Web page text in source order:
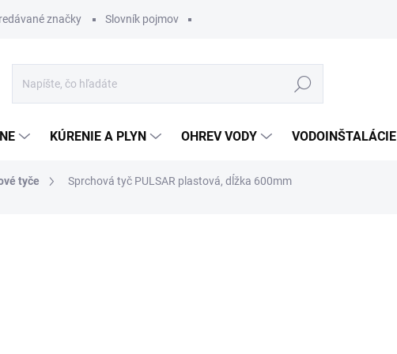
značky Slovník pojmov
Hľadať
KÚRENIE A PLYN OHREV VODY VODOINŠTALÁCIE
tyče Sprchová tyč PULSAR plastová, dĺžka 600mm